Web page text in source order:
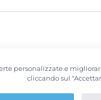
personalizzate e
cliccando sul